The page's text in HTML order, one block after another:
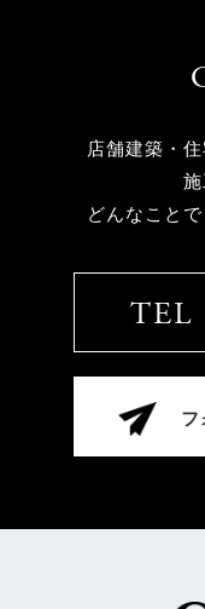
店舗建築・
どんなこと
TEL
フ